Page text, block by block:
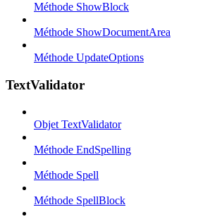
Méthode ShowBlock
Méthode ShowDocumentArea
Méthode UpdateOptions
TextValidator
Objet TextValidator
Méthode EndSpelling
Méthode Spell
Méthode SpellBlock